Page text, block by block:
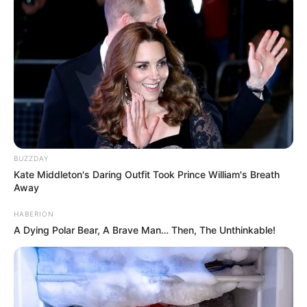
lesspoilers completspar rapport aux intrigues
du jour à Marseille.
Plus belle la vie en
avance : Emma
(Pauline Bression) et
Chloé rien ne va plus
BUZZDAY
Kate Middleton's Daring Outfit Took Prince William's Breath
Away
HABERION
A Dying Polar Bear, A Brave Man… Then, The Unthinkable!